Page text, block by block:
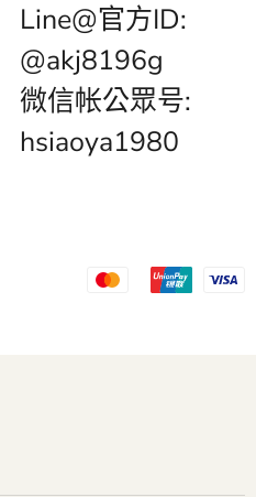
Line@官方ID:
@akj8196g
微信帐公眾号:
hsiaoya1980